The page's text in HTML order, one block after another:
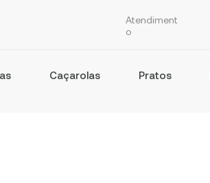
Atendiment
o
Caçarolas Pratos